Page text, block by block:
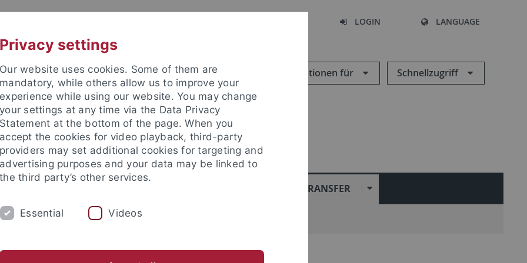
LOGIN LANGUAGE
Informationen für Schnellzugriff
TRANSFER
Strategie Sharing Knowledge
Privacy settings
Our website uses cookies. Some of them are
mandatory, while others allow us to improve your
experience while using our website. You may change
your settings at any time via the Data Privacy
Statement at the bottom of the page. When you
accept the cookies for video playback, third-party
providers may set additional cookies for targeting and
advertising purposes and your data may be linked to
the third party’s other services.
Essential Videos